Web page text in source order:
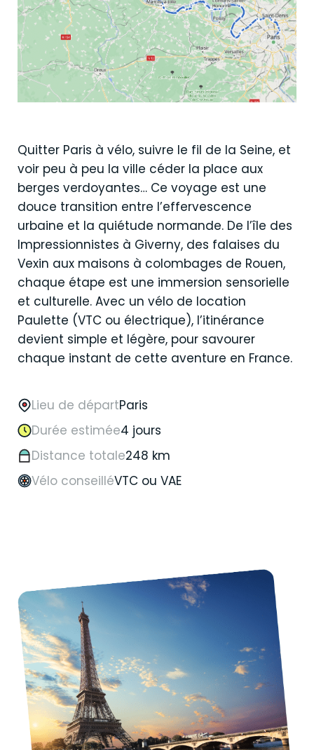
Quitter Paris à vélo, suivre le fil de la Seine, et
voir peu à peu la ville céder la place aux
berges verdoyantes… Ce voyage est une
douce transition entre l’effervescence
urbaine et la quiétude normande. De l’île des
Impressionnistes à Giverny, des falaises du
Vexin aux maisons à colombages de Rouen,
chaque étape est une immersion sensorielle
et culturelle. Avec un vélo de location
Paulette (VTC ou électrique), l’itinérance
devient simple et légère, pour savourer
chaque instant de cette aventure en France.
Lieu de départParis
Durée estimée4 jours
Distance totale248 km
Vélo conseilléVTC ou VAE